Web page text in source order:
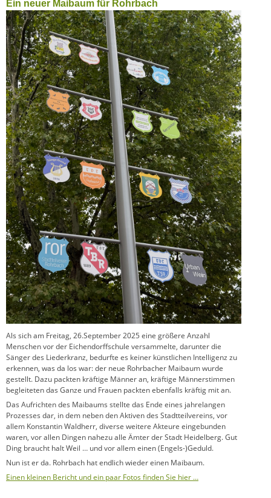
Ein neuer Maibaum für Rohrbach
Als sich am Freitag, 26.September 2025 eine größere Anzahl
Menschen vor der Eichendorffschule versammelte, darunter die
Sänger des Liederkranz, bedurfte es keiner künstlichen Intelligenz zu
erkennen, was da los war: der neue Rohrbacher Maibaum wurde
gestellt. Dazu packten kräftige Männer an, kräftige Männerstimmen
begleiteten das Ganze und Frauen packten ebenfalls kräftig mit an.
Das Aufrichten des Maibaums stellte das Ende eines jahrelangen
Prozesses dar, in dem neben den Aktiven des Stadtteilvereins, vor
allem Konstantin Waldherr, diverse weitere Akteure eingebunden
waren, vor allen Dingen nahezu alle Ämter der Stadt Heidelberg. Gut
Ding braucht halt Weil … und vor allem einen (Engels-)Geduld.
Nun ist er da. Rohrbach hat endlich wieder einen Maibaum.
Einen kleinen Bericht und ein paar Fotos finden Sie hier …